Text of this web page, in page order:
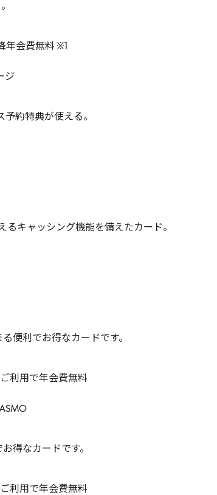
年会費無料 ※1
ジ
約特典が使える。
キャッシング機能を備えたカード。
便利でお得なカードです。
利用で年会費無料
得なカードです。
利用で年会費無料